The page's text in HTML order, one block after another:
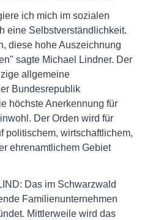
ich mich im sozialen
eine Selbstverständlichkeit.
diese hohe Auszeichnung
sagte Michael Lindner. Der
allgemeine
Bundesrepublik
höchste Anerkennung für
Der Orden wird für
politischem, wirtschaftlichem,
ehrenamtlichem Gebiet
Das im Schwarzwald
Familienunternehmen
Mittlerweile wird das